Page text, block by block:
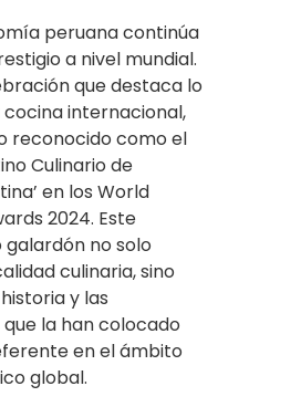
peruana continúa
a nivel mundial.
que destaca lo
internacional,
reconocido como el
Culinario de
en los World
2024. Este
no solo
culinaria, sino
y las
la han colocado
en el ámbito
global.